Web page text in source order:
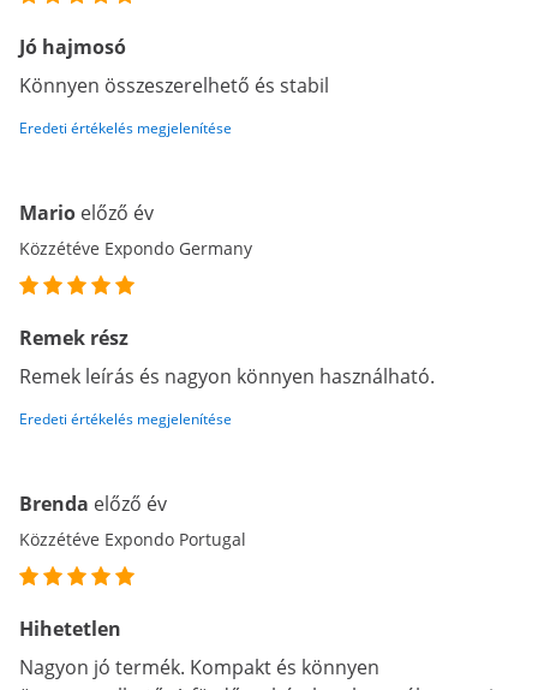
Jó hajmosó
Könnyen összeszerelhető és stabil
Eredeti értékelés megjelenítése
Mario előző év
Közzétéve Expondo Germany
Remek rész
Remek leírás és nagyon könnyen használható.
Eredeti értékelés megjelenítése
Brenda előző év
Közzétéve Expondo Portugal
Hihetetlen
Nagyon jó termék. Kompakt és könnyen